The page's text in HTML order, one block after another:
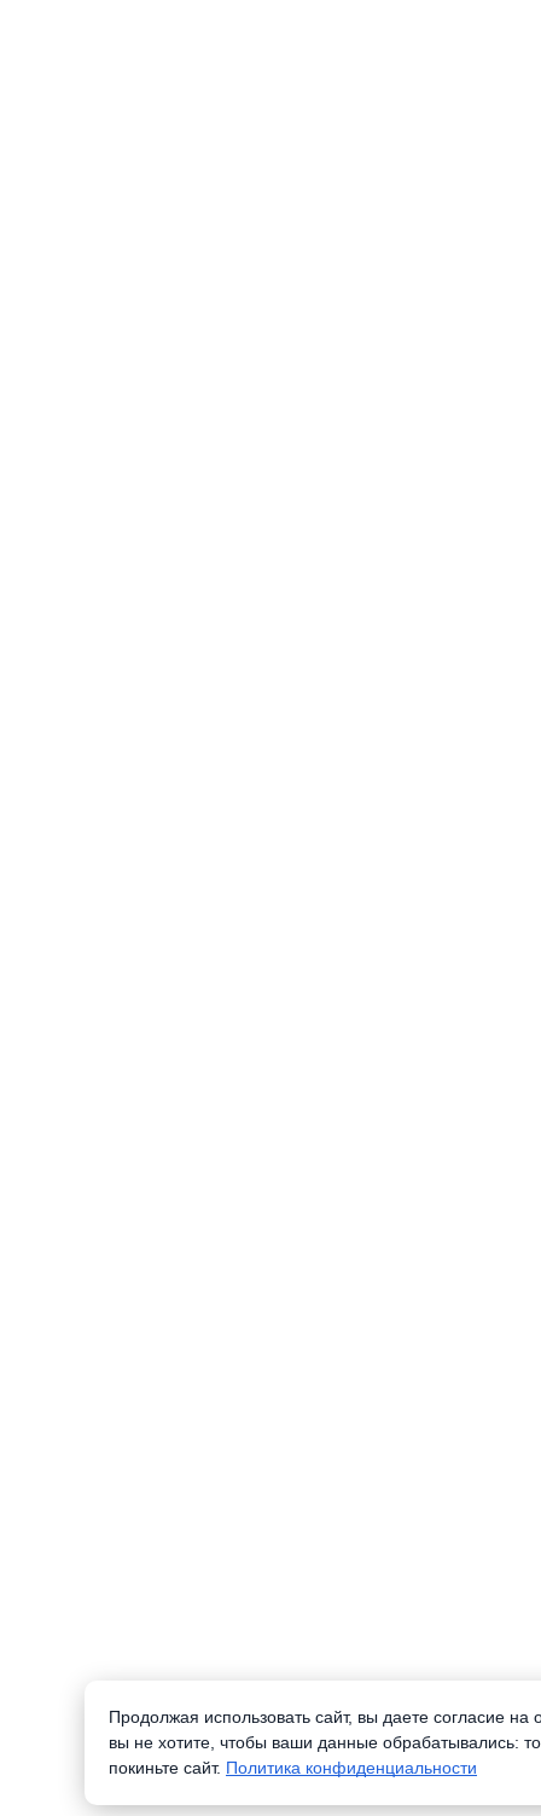
Продолжая использовать сайт, вы даете согласие
вы не хотите, чтобы ваши данные обрабатывались:
покиньте сайт. Политика конфиденциальности